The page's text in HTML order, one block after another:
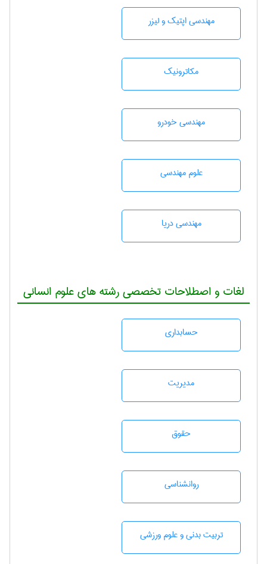
مهندسی اپتیک و لیزر
مکاترونیک
مهندسی خودرو
علوم مهندسی
مهندسی دریا
لغات و اصطلاحات تخصصی رشته های علوم انسانی
حسابداری
مديريت
حقوق
روانشناسی
تربيت بدنی و علوم ورزشی